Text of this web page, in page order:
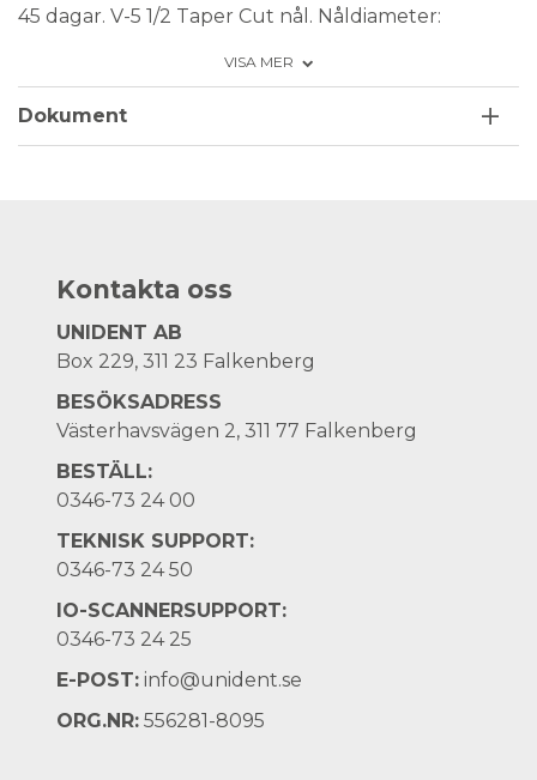
45 dagar. V-5 1/2 Taper Cut nål. Nåldiameter:
VISA MER
Dokument
Kontakta oss
UNIDENT AB
Box 229, 311 23 Falkenberg
BESÖKSADRESS
Västerhavsvägen 2, 311 77 Falkenberg
BESTÄLL:
0346-73 24 00
TEKNISK SUPPORT:
0346-73 24 50
IO-SCANNERSUPPORT:
0346-73 24 25
E-POST: info@unident.se
ORG.NR: 556281-8095